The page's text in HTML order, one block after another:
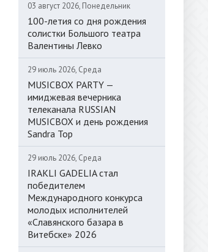
03 август 2026, Понедельник
100-летия со дня рождения
солистки Большого театра
Валентины Левко
29 июль 2026, Среда
MUSICBOX PARTY —
имиджевая вечерника
телеканала RUSSIAN
MUSICBOX и день рождения
Sandra Top
29 июль 2026, Среда
IRAKLI GADELIA стал
победителем
Международного конкурса
молодых исполнителей
«Славянского базара в
Витебске» 2026